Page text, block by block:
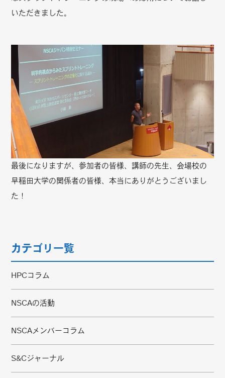
いただきました。
最後になりますが、参加者の皆様、講師の先生、会場校の
早稲田大学の関係者の皆様、本当にありがとうございまし
た！
カテゴリ一覧
HPCコラム
NSCAの活動
NSCAメンバーコラム
S&Cジャーナル